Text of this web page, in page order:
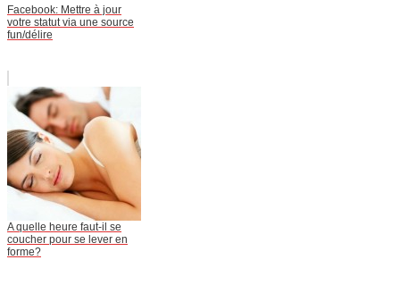
Facebook: Mettre à jour
votre statut via une source
fun/délire
A quelle heure faut-il se
coucher pour se lever en
forme?